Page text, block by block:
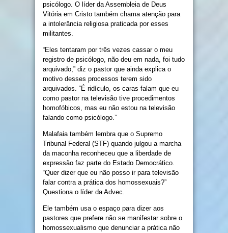
psicólogo. O líder da Assembleia de Deus
Vitória em Cristo também chama atenção para
a intolerância religiosa praticada por esses
militantes.
“Eles tentaram por três vezes cassar o meu
registro de psicólogo, não deu em nada, foi tudo
arquivado,” diz o pastor que ainda explica o
motivo desses processos terem sido
arquivados. “É ridículo, os caras falam que eu
como pastor na televisão tive procedimentos
homofóbicos, mas eu não estou na televisão
falando como psicólogo.”
Malafaia também lembra que o Supremo
Tribunal Federal (STF) quando julgou a marcha
da maconha reconheceu que a liberdade de
expressão faz parte do Estado Democrático.
“Quer dizer que eu não posso ir para televisão
falar contra a prática dos homossexuais?”
Questiona o líder da Advec.
Ele também usa o espaço para dizer aos
pastores que prefere não se manifestar sobre o
homossexualismo que denunciar a prática não